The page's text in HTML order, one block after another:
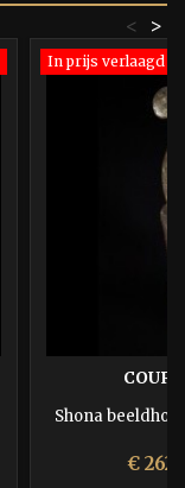
>
<
In prijs verlaagd
Shona
Prijs
€